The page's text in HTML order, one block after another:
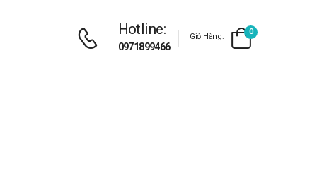
Hotline:
0971899466
Giỏ Hàng:
0